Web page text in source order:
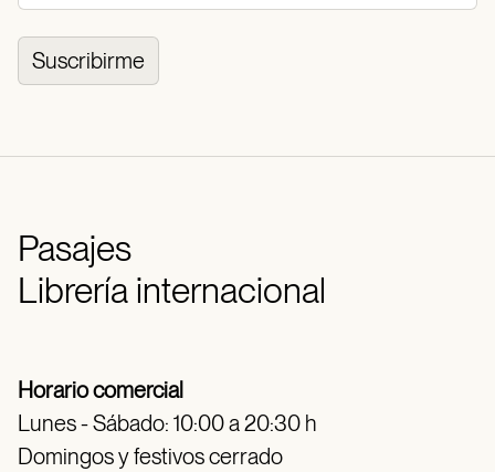
Suscribirme
Pasajes
Librería internacional
Horario comercial
Lunes - Sábado: 10:00 a 20:30 h
Domingos y festivos cerrado